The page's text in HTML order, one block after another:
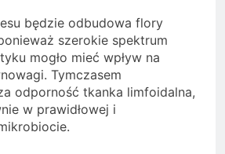
będzie odbudowa flory
szerokie spektrum
mogło mieć wpływ na
Tymczasem
odporność tkanka limfoidalna,
w prawidłowej i